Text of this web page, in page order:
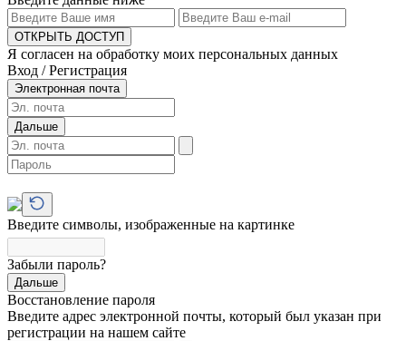
ОТКРЫТЬ ДОСТУП
Я согласен на обработку моих персональных данных
Вход / Регистрация
Электронная почта
Дальше
Введите символы, изображенные на картинке
Забыли пароль?
Дальше
Восстановление пароля
Введите адрес электронной почты, который был указан при
регистрации на нашем сайте